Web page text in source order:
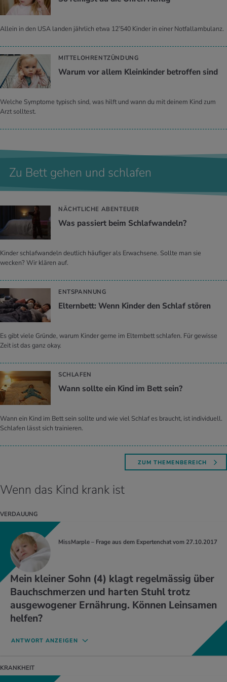
Allein in den USA landen jährlich etwa 12’540 Kinder in einer Notfallambulanz.
MITTELOHRENTZÜNDUNG
Warum vor allem Klein­kin­der be­trof­fen sind
Welche Symptome typisch sind, was hilft und wann du mit deinem Kind zum
Arzt solltest.
Zu Bett gehen und schlafen
NÄCHTLICHE ABENTEUER
Was pas­siert beim Schlaf­wan­deln?
Kinder schlafwandeln deutlich häufiger als Erwachsene. Sollte man sie
wecken? Wir klären auf.
ENTSPANNUNG
El­tern­bett: Wenn Kin­der den Schlaf stö­ren
Es gibt viele Gründe, warum Kinder gerne im Elternbett schlafen. Für gewisse
Zeit ist das ganz okay.
SCHLAFEN
Wann soll­te ein Kind im Bett sein?
Wann ein Kind im Bett sein sollte und wie viel Schlaf es braucht, ist individuell.
Schlafen lässt sich trainieren.
ZUM THEMENBEREICH
Wenn das Kind krank ist
VERDAUUNG
MissMarple – Frage aus dem Expertenchat vom 27.10.2017
Mein kleiner Sohn (4) klagt regelmässig über
Bauchschmerzen und harten Stuhl trotz
ausgewogener Ernährung. Können Leinsamen
helfen?
ANTWORT ANZEIGEN
KRANKHEIT